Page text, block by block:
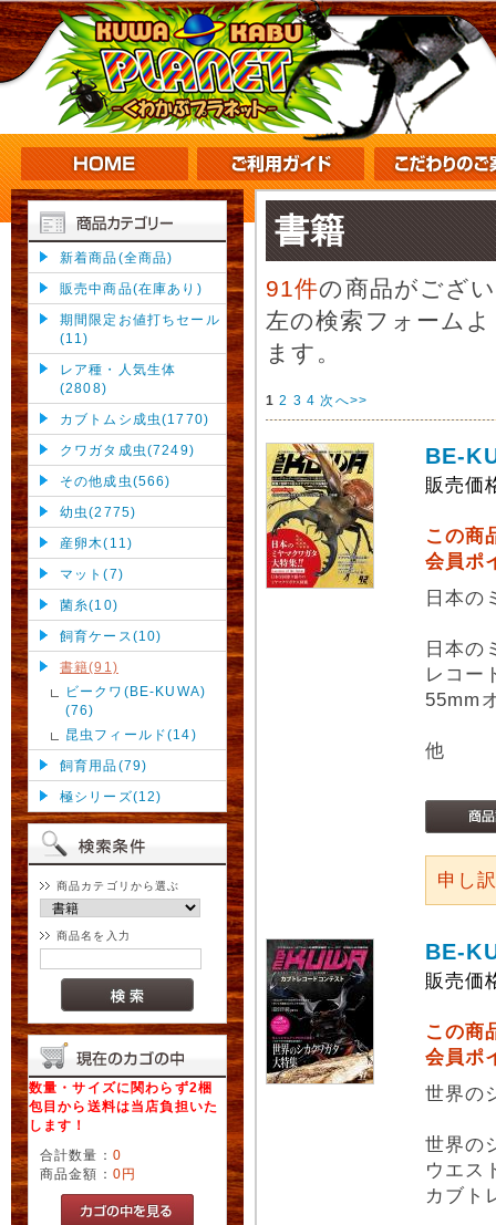
新着商品(全商品)
販売中商品(在庫あり)
期間限定お値打ちセール
(11)
レア種・人気生体
(2808)
カブトムシ成虫(1770)
クワガタ成虫(7249)
その他成虫(566)
幼虫(2775)
産卵木(11)
マット(7)
菌糸(10)
飼育ケース(10)
書籍(91)
ビークワ(BE-KUWA)
(76)
昆虫フィールド(14)
飼育用品(79)
極シリーズ(12)
商品カテゴリから選ぶ
商品名を入力
数量・サイズに関わらず2梱
包目から送料は当店負担いた
します！
合計数量： 0
商品金額： 0円
書籍
91件の商品がござ
左の検索フォーム
ます。
1 2 3 4 次へ>>
BE-
販売価
この商
会員ポ
日本の
日本の
レコー
55mm
他
申し
BE-
販売価
この商
会員ポ
世界の
世界の
ウエス
カブト